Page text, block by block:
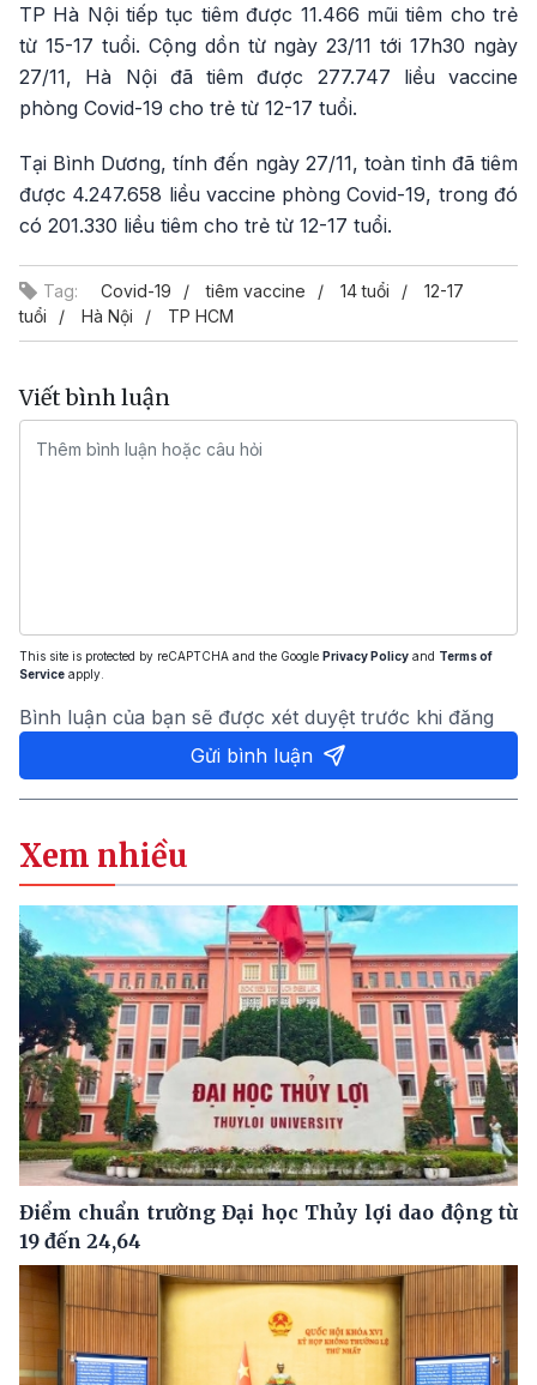
TP Hà Nội tiếp tục tiêm được 11.466 mũi tiêm cho trẻ
từ 15-17 tuổi. Cộng dồn từ ngày 23/11 tới 17h30 ngày
27/11, Hà Nội đã tiêm được 277.747 liều vaccine
phòng Covid-19 cho trẻ từ 12-17 tuổi.
Tại Bình Dương, tính đến ngày 27/11, toàn tỉnh đã tiêm
được 4.247.658 liều vaccine phòng Covid-19, trong đó
có 201.330 liều tiêm cho trẻ từ 12-17 tuổi.
Tag: Covid-19 tiêm vaccine 14 tuổi
12-17
tuổi
Hà Nội TP HCM
Viết bình luận
This site is protected by reCAPTCHA and the Google Privacy Policy and Terms of
Service apply.
Bình luận của bạn sẽ được xét duyệt trước khi đăng
Gửi bình luận
Xem nhiều
Điểm chuẩn trường Đại học Thủy lợi dao động từ
19 đến 24,64